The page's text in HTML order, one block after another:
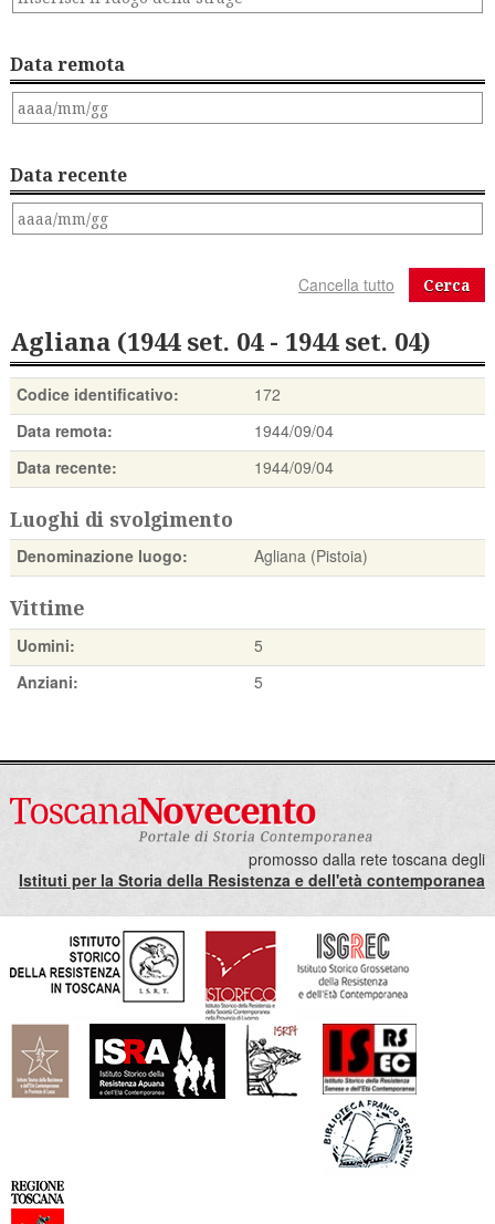
Data remota
Data recente
Cerca
Agliana (1944 set. 04 - 1944 set. 04)
Codice identificativo:
172
Data remota:
1944/09/04
Data recente:
1944/09/04
Luoghi di svolgimento
Denominazione luogo: Agliana (Pistoia)
Vittime
Uomini:
5
Anziani:
5
promosso dalla rete toscana degli
Istituti per la Storia della Resistenza e dell'età contemporanea